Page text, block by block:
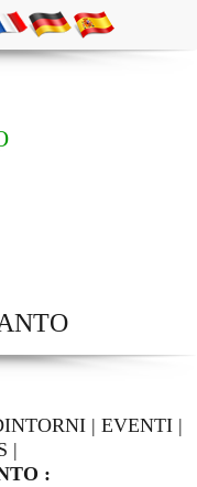
| EVENTI |
|
: